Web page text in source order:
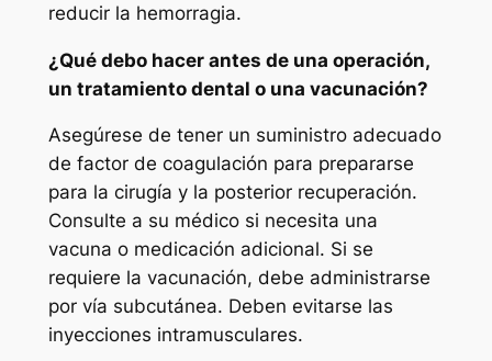
reducir la hemorragia.
¿Qué debo hacer antes de una operación,
un tratamiento dental o una vacunación?
Asegúrese de tener un suministro adecuado
de factor de coagulación para prepararse
para la cirugía y la posterior recuperación.
Consulte a su médico si necesita una
vacuna o medicación adicional. Si se
requiere la vacunación, debe administrarse
por vía subcutánea. Deben evitarse las
inyecciones intramusculares.